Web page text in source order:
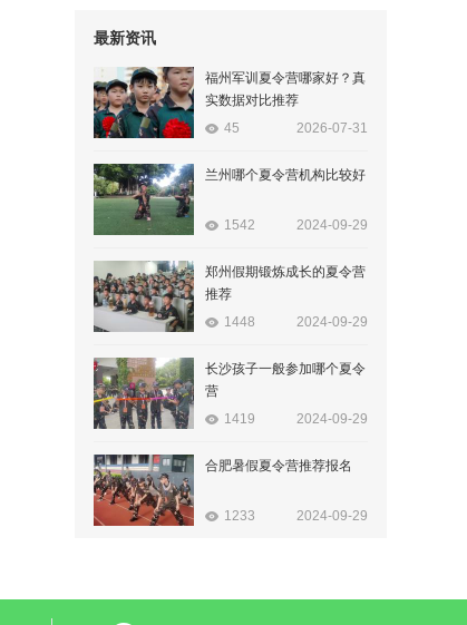
最新资讯
福州军训夏令营哪家好？真
实数据对比推荐
45
2026-07-31
兰州哪个夏令营机构比较好
1542 2024-09-29
郑州假期锻炼成长的夏令营
推荐
1448
2024-09-29
长沙孩子一般参加哪个夏令
营
1419
2024-09-29
合肥暑假夏令营推荐报名
1233 2024-09-29